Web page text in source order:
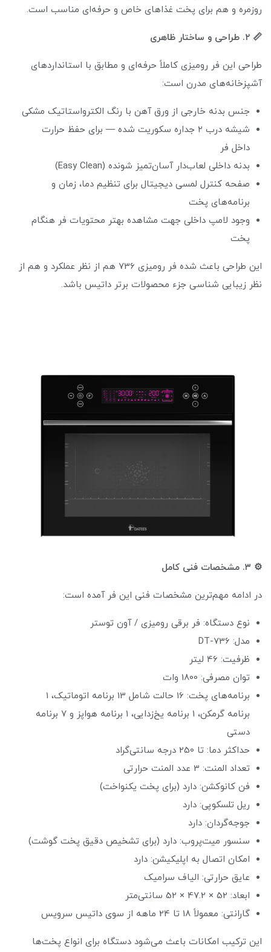
روزمره و هم برای پخت غذاهای خاص و حرفه‌ای مناسب است.
📏 ۲. طراحی و ساختار ظاهری
طراحی این فر رومیزی کاملاً حرفه‌ای و مطابق با استانداردهای
آشپزخانه‌های مدرن است:
جنس بدنه خارجی از ورق آهن با رنگ الکترواستاتیک مشکی
شیشه درب ۲ جداره سکوریت شده — برای حفظ حرارت
داخل فر
بدنه داخلی لعاب‌دار آسان‌تمیز شونده (Easy Clean)
صفحه کنترل لمسی دیجیتال برای تنظیم دما، زمان و
برنامه‌های پخت
وجود لامپ داخلی جهت مشاهده بهتر محتویات فر هنگام
پخت
این طراحی باعث شده فر رومیزی 736 هم از نظر عملکرد و هم از
نظر زیبایی‌ شناسی جزء محصولات برتر داتیس باشد.
⚙️ ۳. مشخصات فنی کامل
در ادامه مهم‌ترین مشخصات فنی این فر آمده است:
نوع دستگاه: فر برقی رومیزی / آون توستر
مدل: DT-736
ظرفیت: 46 لیتر
توان مصرفی: 1800 وات
برنامه‌های پخت: 16 حالت شامل 13 برنامه اتوماتیک، 1
برنامه گرمکن، 1 برنامه یخ‌زدایی، 1 برنامه هواپز و 7 برنامه
دستی
حداکثر دما: تا 250 درجه سانتی‌گراد
تعداد المنت: 3 عدد المنت حرارتی
فن کانوکشن: دارد (برای پخت یکنواخت)
ریل تلسکوپی: دارد
جوجه‌گردان: دارد
سنسور میت‌پروب: دارد (برای تشخیص دقیق پخت گوشت)
امکان اتصال به اپلیکیشن: دارد
عایق حرارتی: الیاف سرامیک
ابعاد: 52 × 47.2 × 52 سانتی‌متر
گارانتی: معمولاً 18 تا 24 ماهه از سوی داتیس سرویس
این ترکیب امکانات باعث می‌شود دستگاه برای انواع پخت‌ها